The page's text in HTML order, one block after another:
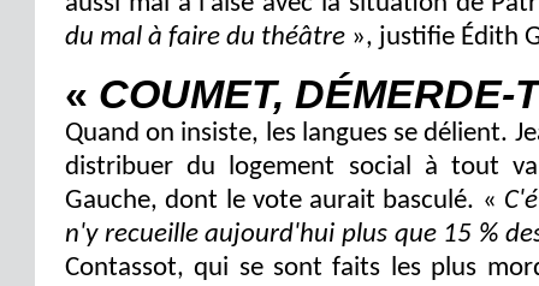
du mal à faire du théâtre », justifie Édith
« COUMET, DÉMERDE-
Quand on insiste, les langues se délient.
distribuer du logement social à tout
Gauche, dont le vote aurait basculé. «
n'y recueille aujourd'hui plus que 15 %
Contassot, qui se sont faits les plus